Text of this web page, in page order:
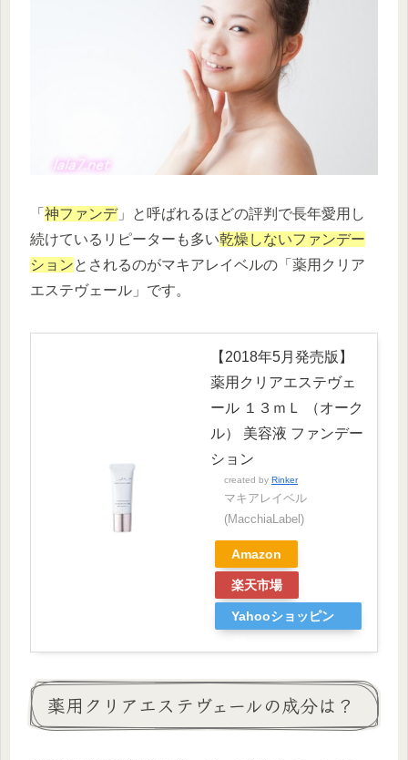
「 神ファンデ」と呼ばれるほどの評判で長年愛用し
続けているリピーターも多い乾燥しないファンデー
ションとされるのがマキアレイベルの「薬用クリア
エステヴェール」です。
【2018年5月発売版】
薬用クリアエステヴェ
ール １３ｍＬ （オーク
ル） 美容液 ファンデー
ション
created by Rinker
マキアレイベル
(MacchiaLabel)
Amazon
楽天市場
Yahooショッピン
薬用クリアエステヴェールの成分は？